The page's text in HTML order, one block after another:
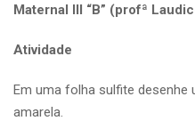
Maternal III “B” (profª
Atividade
Em uma folha sulfite
amarela.